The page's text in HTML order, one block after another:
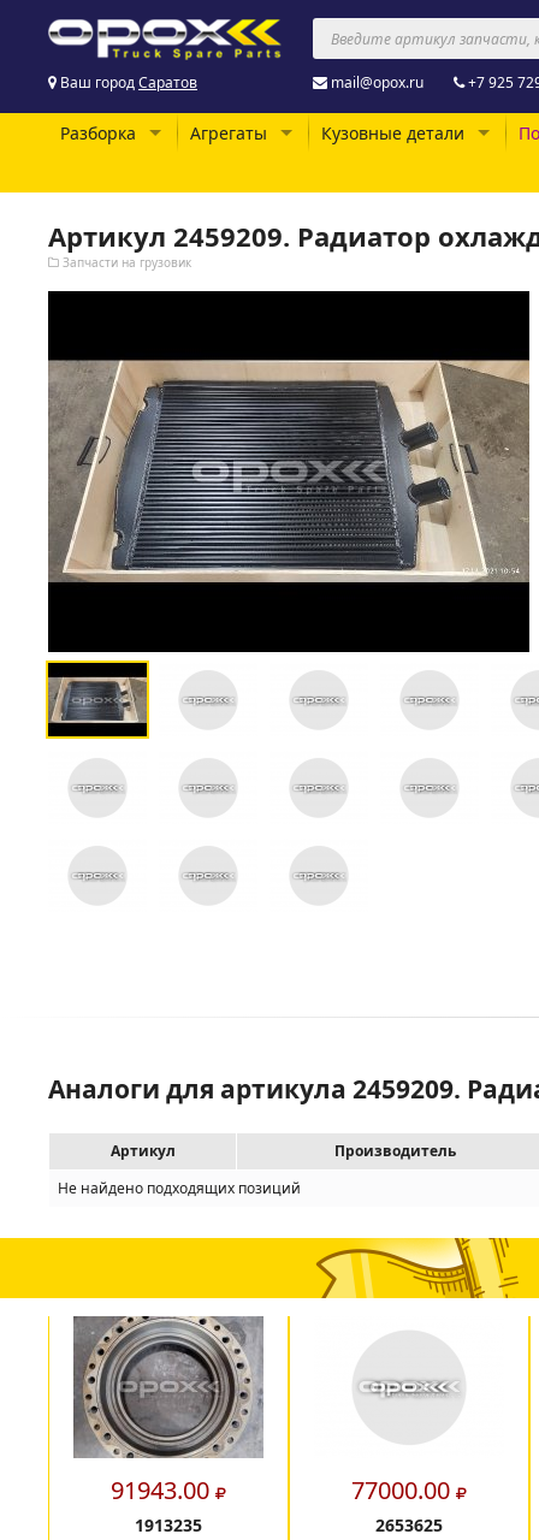
Ваш городСаратов mail@opox.ru +7 925
Разборка Агрегаты Кузовные детали
Артикул 2459209. Радиатор
Запчасти на грузовик
Аналоги для артикула 2459209.
Артикул
Производитель
Не найдено подходящих позиций
91943.00
1913235
77000.00
2653625